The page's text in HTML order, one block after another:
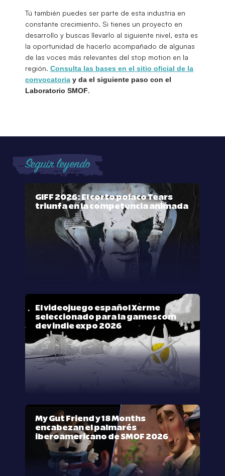
Tú también puedes ser parte de esta industria en
constante crecimiento. Si tienes un proyecto en
desarrollo y buscas llevarlo al siguiente nivel, esta es
la oportunidad de hacerlo acompañado de algunas
de las voces más relevantes del stop motion en la
región. Consulta las bases en el sitio oficial de la
convocatoria y da el siguiente paso con el
Laboratorio SMOF.
Seguir leyendo
GIFF 2026: El corto polaco Tears
triunfa en la competencia animada
El videojuego español Xerme
seleccionado para la gamescom
dev indie expo 2026
My Gut Friend y 18 Months
encabezan el palmarés
iberoamericano de SMOF 2026